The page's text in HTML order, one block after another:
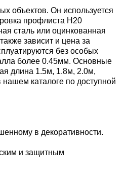
объектов. Он используется
профлиста Н20
сталь или оцинкованная
зависит и цена за
без особых
более 0.45мм. Основные
длина 1.5м, 1.8м, 2.0м,
каталоге по доступной
в декоративности.
и защитным